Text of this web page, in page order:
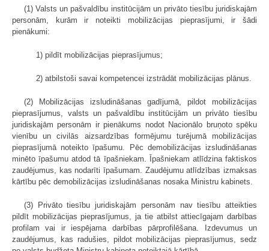
(1) Valsts un pašvaldību institūcijām un privāto tiesību juridiskajām
personām, kurām ir noteikti mobilizācijas pieprasījumi, ir šādi
pienākumi:
1) pildīt mobilizācijas pieprasījumus;
2) atbilstoši savai kompetencei izstrādāt mobilizācijas plānus.
(2) Mobilizācijas izsludināšanas gadījumā, pildot mobilizācijas
pieprasījumus, valsts un pašvaldību institūcijām un privāto tiesību
juridiskajām personām ir pienākums nodot Nacionālo bruņoto spēku
vienību un civilās aizsardzības formējumu turējumā mobilizācijas
pieprasījumā noteikto īpašumu. Pēc demobilizācijas izsludināšanas
minēto īpašumu atdod tā īpašniekam. Īpašniekam atlīdzina faktiskos
zaudējumus, kas nodarīti īpašumam. Zaudējumu atlīdzības izmaksas
kārtību pēc demobilizācijas izsludināšanas nosaka Ministru kabinets.
(3) Privāto tiesību juridiskajām personām nav tiesību atteikties
pildīt mobilizācijas pieprasījumus, ja tie atbilst attiecīgajam darbības
profilam vai ir iespējama darbības pārprofilēšana. Izdevumus un
zaudējumus, kas radušies, pildot mobilizācijas pieprasījumus, sedz